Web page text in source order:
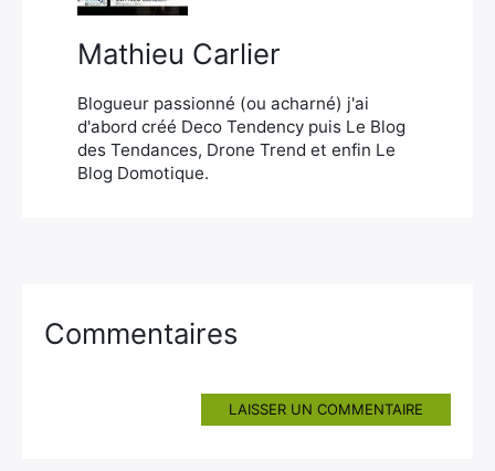
Mathieu Carlier
Blogueur passionné (ou acharné) j'ai
d'abord créé Deco Tendency puis Le Blog
des Tendances, Drone Trend et enfin Le
Blog Domotique.
Commentaires
LAISSER UN COMMENTAIRE